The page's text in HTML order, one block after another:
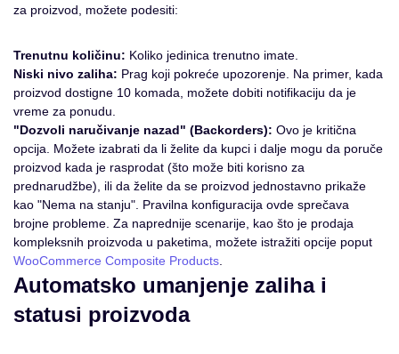
za proizvod, možete podesiti:
Trenutnu količinu: Koliko jedinica trenutno imate.
Niski nivo zaliha: Prag koji pokreće upozorenje. Na primer, kada
proizvod dostigne 10 komada, možete dobiti notifikaciju da je
vreme za ponudu.
"Dozvoli naručivanje nazad" (Backorders): Ovo je kritična
opcija. Možete izabrati da li želite da kupci i dalje mogu da poruče
proizvod kada je rasprodat (što može biti korisno za
prednarudžbe), ili da želite da se proizvod jednostavno prikaže
kao "Nema na stanju". Pravilna konfiguracija ovde sprečava
brojne probleme. Za naprednije scenarije, kao što je prodaja
kompleksnih proizvoda u paketima, možete istražiti opcije poput
WooCommerce Composite Products
Automatsko umanjenje zaliha i
statusi proizvoda